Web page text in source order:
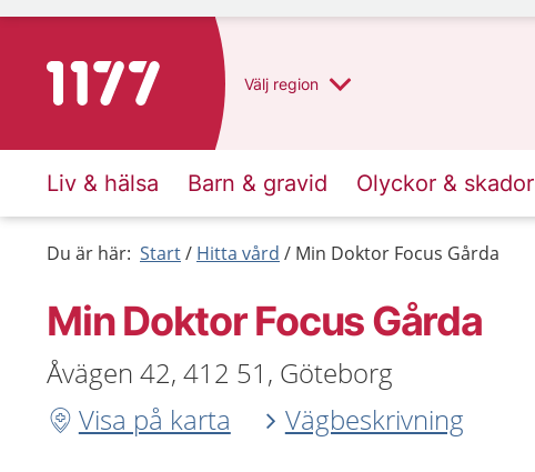
Till startsidan för 1177 Välj region
Liv & hälsa Barn & gravid Olyckor & skador
Du är här: Start Hitta vård Min Doktor Focus Gårda
Min Doktor Focus Gårda
Åvägen 42, 412 51, Göteborg
Visa på karta
Vägbeskrivning